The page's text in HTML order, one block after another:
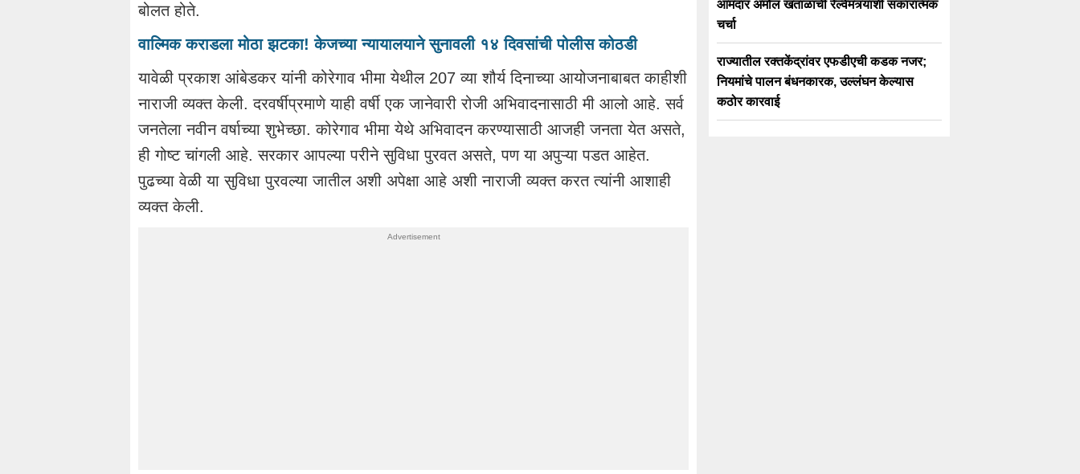
बोलत होते.
वाल्मिक कराडला मोठा झटका! केजच्या न्यायालयाने सुनावली १४ दिवसांची पोलीस कोठडी
यावेळी प्रकाश आंबेडकर यांनी कोरेगाव भीमा येथील 207 व्या शौर्य दिनाच्या आयोजनाबाबत काहीशी
नाराजी व्यक्त केली. दरवर्षीप्रमाणे याही वर्षी एक जानेवारी रोजी अभिवादनासाठी मी आलो आहे. सर्व
जनतेला नवीन वर्षाच्या शुभेच्छा. कोरेगाव भीमा येथे अभिवादन करण्यासाठी आजही जनता येत असते,
ही गोष्ट चांगली आहे. सरकार आपल्या परीने सुविधा पुरवत असते, पण या अपुऱ्या पडत आहेत.
पुढच्या वेळी या सुविधा पुरवल्या जातील अशी अपेक्षा आहे अशी नाराजी व्यक्त करत त्यांनी आशाही
व्यक्त केली.
आमदार अमोल खताळांची रेल्वेमंत्र्यांशी सकारात्मक
चर्चा
राज्यातील रक्तकेंद्रांवर एफडीएची कडक नजर;
नियमांचे पालन बंधनकारक, उल्लंघन केल्यास
कठोर कारवाई